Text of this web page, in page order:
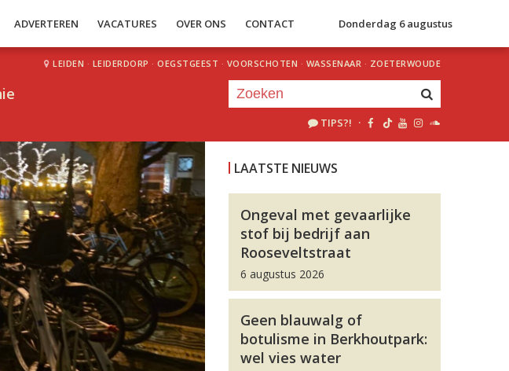
ADVERTEREN VACATURES OVER ONS CONTACT Donderdag 6 augustus
LEIDEN · LEIDERDORP · OEGSTGEEST · VOORSCHOTEN · WASSENAAR · ZOETERWOUDE
TIPS?! ·
LAATSTE NIEUWS
Ongeval met gevaarlijke
stof bij bedrijf aan
Rooseveltstraat
6 augustus 2026
Geen blauwalg of
botulisme in Berkhoutpark:
wel vies water